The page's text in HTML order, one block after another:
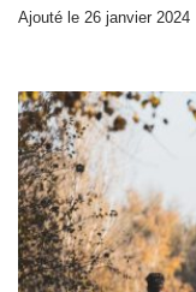
Ajouté le 26 janvier 2024